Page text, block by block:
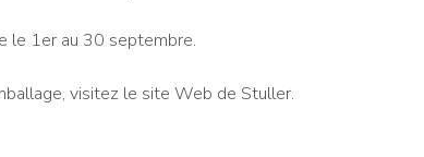
le 1er au 30 septembre.
visitez le site Web de Stuller.